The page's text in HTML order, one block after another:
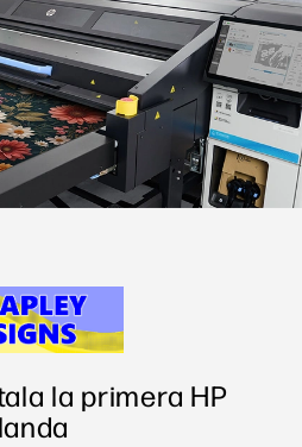
facebook
twitteryoutube
la primera HP